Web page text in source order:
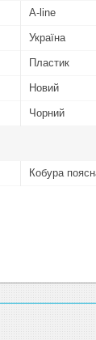
A-line
Україна
Пластик
Новий
Чорний
Кобура